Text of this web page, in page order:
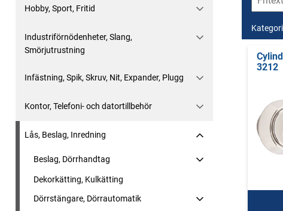
Hobby, Sport, Fritid
Industriförnödenheter, Slang,
Smörjutrustning
Infästning, Spik, Skruv, Nit, Expander, Plugg
Kontor, Telefoni- och datortillbehör
Lås, Beslag, Inredning
Beslag, Dörrhandtag
Dekorkätting, Kulkätting
Dörrstängare, Dörrautomatik
3212